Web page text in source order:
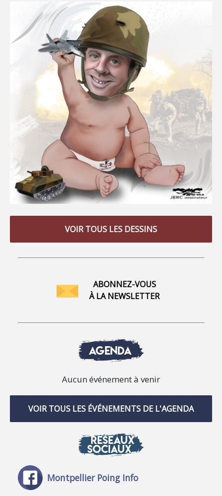
VOIR TOUS LES DESSINS
ABONNEZ-VOUS
À LA NEWSLETTER
AGENDA
Aucun événement à venir
VOIR TOUS LES ÉVÉNEMENTS DE L'AGENDA
RÉSEAUX
SOCIAUX
Montpellier Poing Info